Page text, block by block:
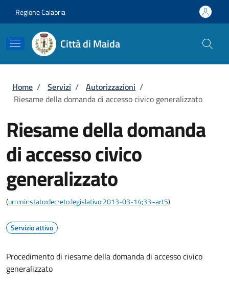
Regione Calabria
Città di Maida
Briciole di pane
Home / Servizi / Autorizzazioni /
Riesame della domanda di accesso civico generalizzato
Riesame della domanda
di accesso civico
generalizzato
(urn:nir:stato:decreto.legislativo:2013-03-14;33~art5)
Servizio attivo
Procedimento di riesame della domanda di accesso civico
generalizzato